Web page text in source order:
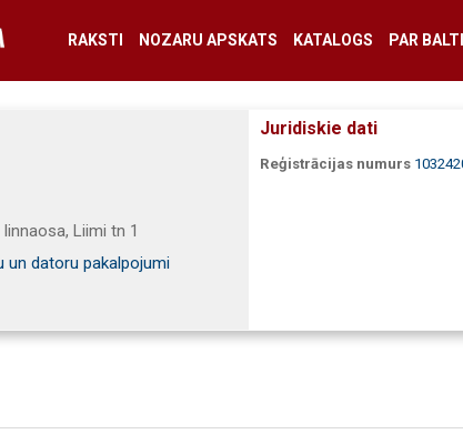
RAKSTI NOZARU APSKATS KATALOGS PAR
Liimi tn 1
datoru pakalpojumi
Juridiskie dati
Reģistrācijas numurs